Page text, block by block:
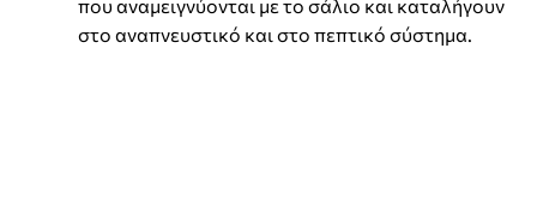
που αναμειγνύονται με το σάλιο και καταλήγουν
στο αναπνευστικό και στο πεπτικό σύστημα.